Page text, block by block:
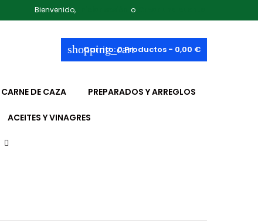
Bienvenido, o
shopping_cart
Carrito:0Productos - 0,00 €
CARNE DE CAZA PREPARADOS Y ARREGLOS
ACEITES Y VINAGRES